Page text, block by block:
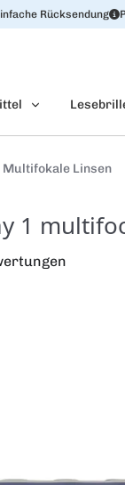
Rücksendung
Multifokale Linsen
1